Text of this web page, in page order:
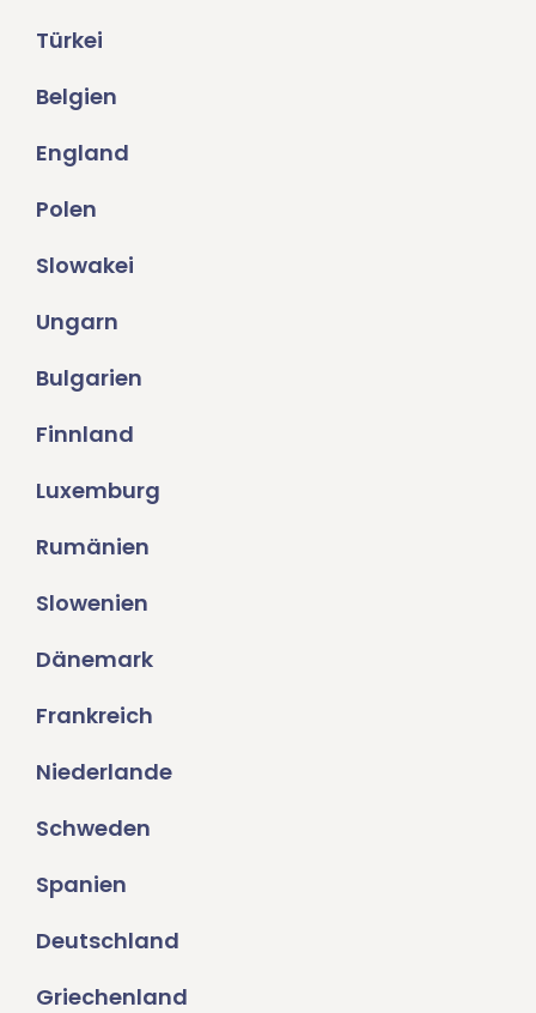
Türkei
Belgien
England
Polen
Slowakei
Ungarn
Bulgarien
Finnland
Luxemburg
Rumänien
Slowenien
Dänemark
Frankreich
Niederlande
Schweden
Spanien
Deutschland
Griechenland